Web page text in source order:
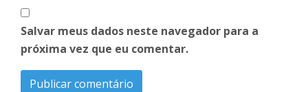
Salvar meus dados neste navegador para a
próxima vez que eu comentar.